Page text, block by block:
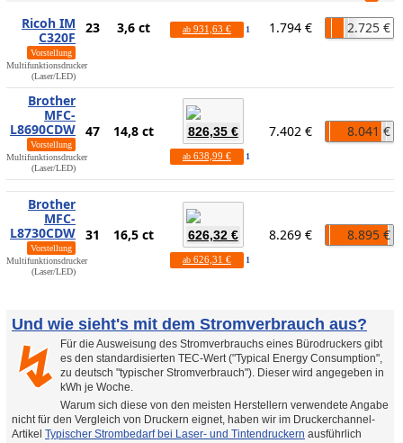
Ricoh IM
C320F
Vorstellung
Multifunktionsdrucker
(Laser/LED)
23 3,6 ct ab 931,63 € 1 1.794 € 2.725 €
Brother
MFC-
L8690CDW
Vorstellung
Multifunktionsdrucker
(Laser/LED)
47 14,8 ct 826,35 €
ab 638,99 € 1
7.402 € 8.041 €
Brother
MFC-
L8730CDW
Vorstellung
Multifunktionsdrucker
(Laser/LED)
31 16,5 ct 626,32 €
ab 626,31 € 1
8.269 € 8.895 €
Und wie sieht's mit dem Stromverbrauch aus?
↯
Für die Ausweisung des Stromverbrauchs eines Bürodruckers gibt
es den standardisierten TEC-Wert ("Typical Energy Consumption",
zu deutsch "typischer Stromverbrauch"). Dieser wird angegeben in
kWh je Woche.
Warum sich diese von den meisten Herstellern verwendete Angabe
nicht für den Vergleich von Druckern eignet, haben wir im Druckerchannel-
Artikel Typischer Strombedarf bei Laser- und Tintendruckern ausführlich